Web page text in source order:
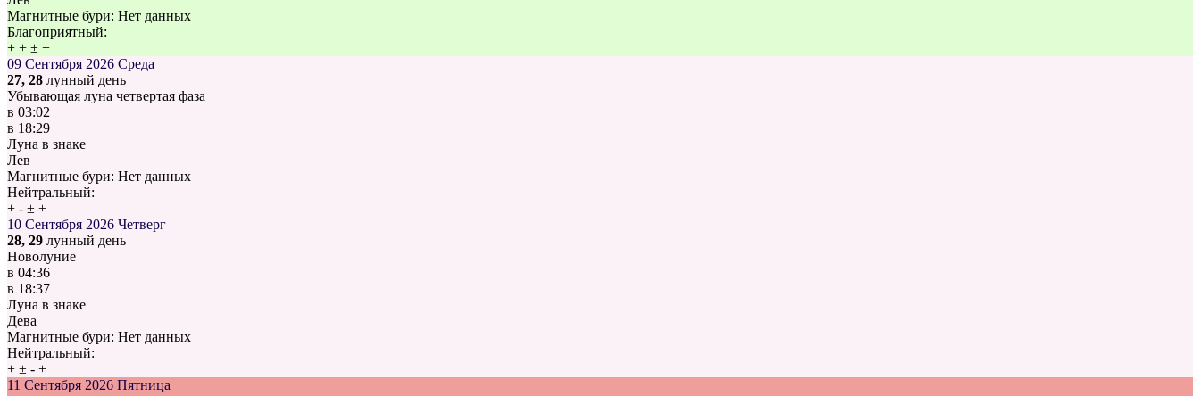
Магнитные бури: Нет данных
Благоприятный:
+ + ± +
09 Сентября 2026 Среда
27, 28 лунный день
Убывающая луна четвертая фаза
в 03:02
в 18:29
Луна в знаке
Лев
Магнитные бури: Нет данных
Нейтральный:
+ - ± +
10 Сентября 2026 Четверг
28, 29 лунный день
Новолуние
в 04:36
в 18:37
Луна в знаке
Дева
Магнитные бури: Нет данных
Нейтральный:
+ ± - +
11 Сентября 2026 Пятница